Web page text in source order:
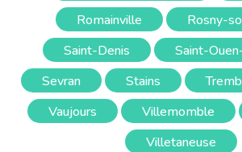
Romainville
Rosny-
Saint-Denis
Saint-
Sevran
Stains
Vaujours
Villemomble
Villetaneuse